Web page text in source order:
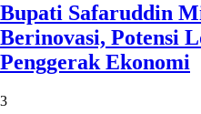
Bupati Safaruddin
Berinovasi, Potensi
Penggerak Ekonomi
3